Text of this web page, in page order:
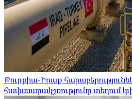
Թուրքիա-Իրաք
հավասարակշռությունը տեղում